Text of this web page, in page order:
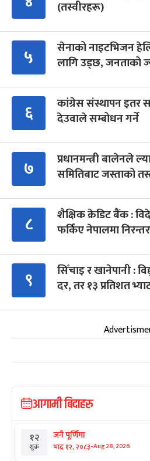
(तस्वीरहरू)
५
सेनाको नाइटभिजन
लागि उड्छ, जनताको
६
कांग्रेस संस्थापन इतर
देउवाले सम्बोधन गर्ने
७
प्रधानमन्त्री बालेनले
समितिबाट जस्ताको
८
शैक्षिक क्रेडिट बैंक :
फर्किए नेपालमा
९
सिँचाइ र खानेपानी :
दर, तर १३ प्रतिशत
आगामी बिदाहरु
१२
शुक्र
जनै पूर्णिमा
भाद्र १२, २०८३-Aug 28, 2026